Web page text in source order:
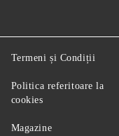
Termeni și Condiții
Politica referitoare la
cookies
Magazine